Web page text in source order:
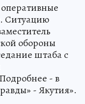
Ситуацию
обороны
штаба с
- в
- Якутия».